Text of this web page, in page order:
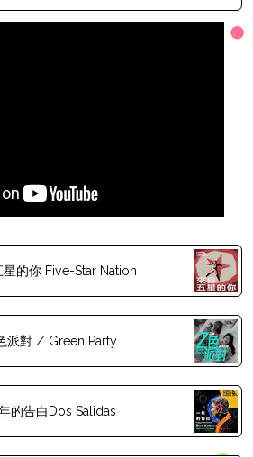
星的你 Five-Star Nation
派對 Z Green Party
的告白Dos Salidas